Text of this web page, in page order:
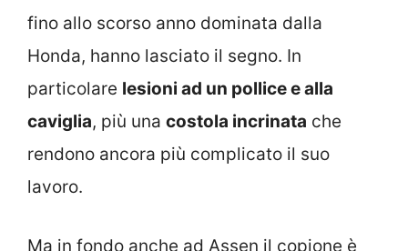
fino allo scorso anno dominata dalla
Honda, hanno lasciato il segno. In
particolare lesioni ad un pollice e alla
caviglia, più una costola incrinata che
rendono ancora più complicato il suo
lavoro.
Ma in fondo anche ad Assen il copione è